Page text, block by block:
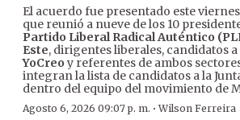
El acuerdo fue presentado este
que reunió a nueve de los 10
Partido Liberal Radical Auténtico
Este, dirigentes liberales, candidatos
YoCreo y referentes de ambos
integran la lista de candidatos a la
dentro del equipo del movimiento de
Agosto 6, 2026 09:07 p. m. ·Wilson Ferreira